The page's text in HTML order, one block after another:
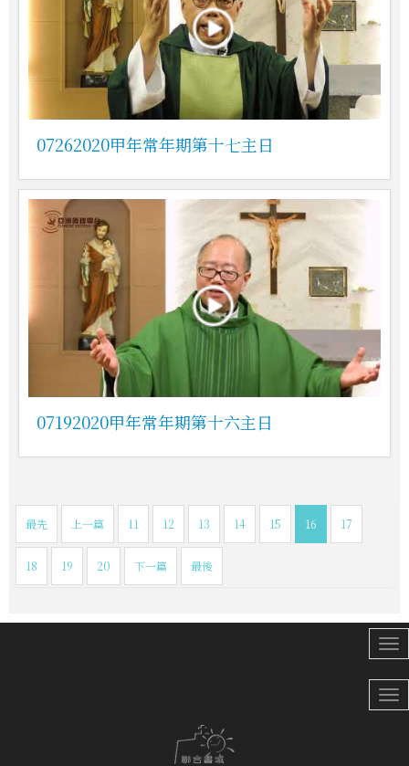
07262020甲年常年期第十七主日
07192020甲年常年期第十六主日
最先 上一篇 11 12 13 14 15 16 17
18 19 20 下一篇 最後